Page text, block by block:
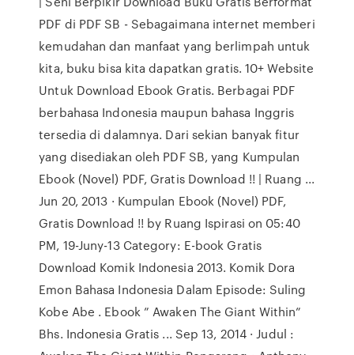
PDF di PDF SB - Sebagaimana internet memberi
kemudahan dan manfaat yang berlimpah untuk
kita, buku bisa kita dapatkan gratis. 10+ Website
Untuk Download Ebook Gratis. Berbagai PDF
berbahasa Indonesia maupun bahasa Inggris
tersedia di dalamnya. Dari sekian banyak fitur
yang disediakan oleh PDF SB, yang Kumpulan
Ebook (Novel) PDF, Gratis Download !! | Ruang ...
Jun 20, 2013 · Kumpulan Ebook (Novel) PDF,
Gratis Download !! by Ruang Ispirasi on 05:40
PM, 19-Juny-13 Category: E-book Gratis
Download Komik Indonesia 2013. Komik Dora
Emon Bahasa Indonesia Dalam Episode: Suling
Kobe Abe . Ebook ” Awaken The Giant Within”
Bhs. Indonesia Gratis ... Sep 13, 2014 · Judul :